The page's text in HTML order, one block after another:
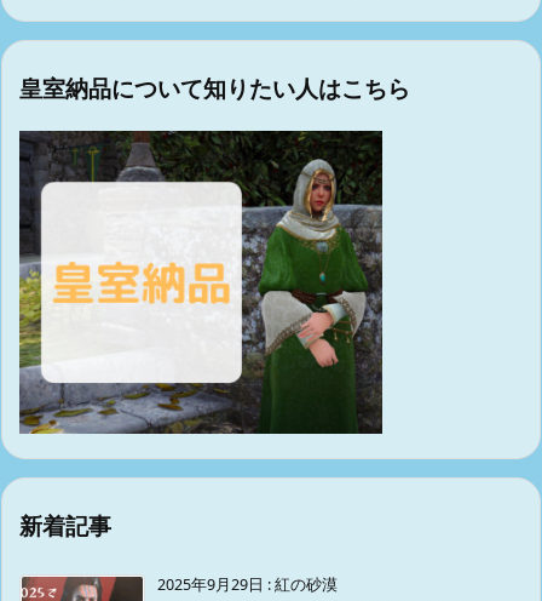
皇室納品について知りたい人はこちら
新着記事
2025年9月29日 :紅の砂漠